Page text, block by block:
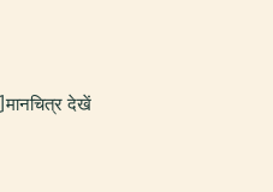
मानचित्र देखें